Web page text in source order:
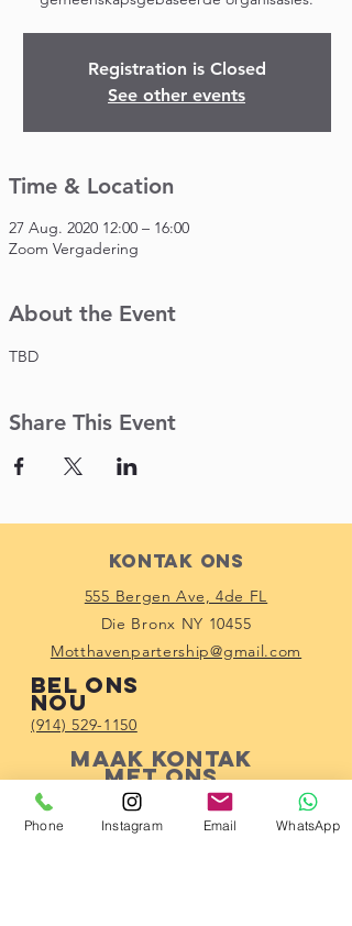
Registration is Closed
See other events
Time & Location
27 Aug. 2020 12:00 – 16:00
Zoom Vergadering
About the Event
TBD
Share This Event
Kontak Ons
555 Bergen Ave, 4de FL
Die Bronx NY 10455
Motthavenpartership@gmail.com
Bel ons
nou
(914) 529-1150
Maak kontak
met ons
Phone Instagram Email WhatsApp